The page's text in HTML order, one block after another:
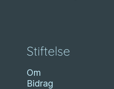
Stiftelse
Om
Bidrag